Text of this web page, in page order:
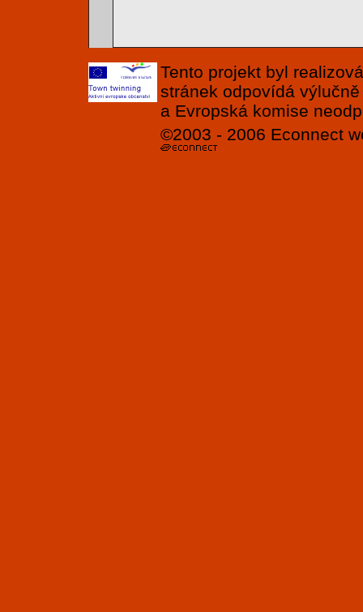
Tento projekt byl
stránek odpovídá
a Evropská komise
©2003 - 2006 Econnect